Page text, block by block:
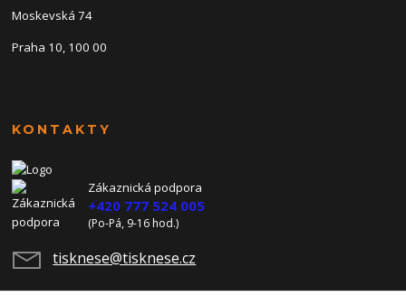
Moskevská 74
Praha 10, 100 00
KONTAKTY
Zákaznická podpora
+420 777 524 005
(Po-Pá, 9-16 hod.)
tisknese@tisknese.cz